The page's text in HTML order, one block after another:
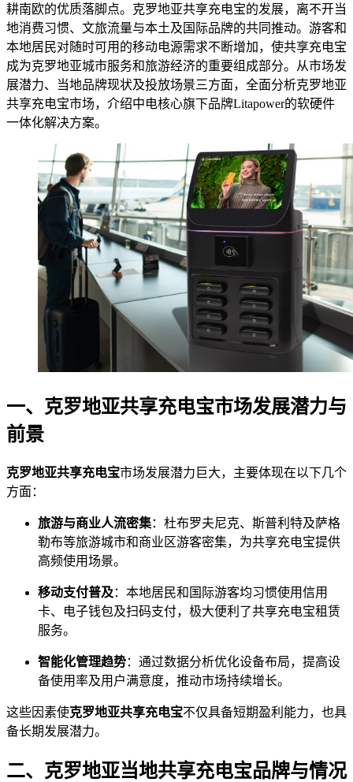
耕南欧的优质落脚点。克罗地亚共享充电宝的发展，离不开当
地消费习惯、文旅流量与本土及国际品牌的共同推动。游客和
本地居民对随时可用的移动电源需求不断增加，使共享充电宝
成为克罗地亚城市服务和旅游经济的重要组成部分。从市场发
展潜力、当地品牌现状及投放场景三方面，全面分析克罗地亚
共享充电宝市场，介绍中电核心旗下品牌Litapower的软硬件
一体化解决方案。
一、克罗地亚共享充电宝市场发展潜力与
前景
克罗地亚共享充电宝市场发展潜力巨大，主要体现在以下几个
方面：
旅游与商业人流密集：杜布罗夫尼克、斯普利特及萨格
勒布等旅游城市和商业区游客密集，为共享充电宝提供
高频使用场景。
移动支付普及 ：本地居民和国际游客均习惯使用信用
卡、电子钱包及扫码支付，极大便利了共享充电宝租赁
服务。
智能化管理趋势：通过数据分析优化设备布局，提高设
备使用率及用户满意度，推动市场持续增长。
这些因素使克罗地亚共享充电宝不仅具备短期盈利能力，也具
备长期发展潜力。
二、克罗地亚当地共享充电宝品牌与情况